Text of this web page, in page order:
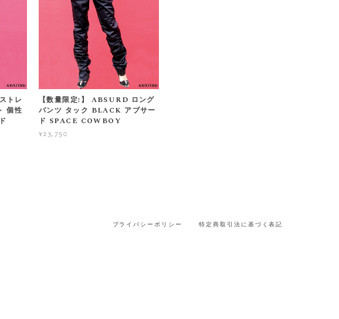
トレ
個性
【数量限定!】 ABSURD ロング
パンツ タック BLACK アブサー
ド SPACE COWBOY
¥23,750
プライバシーポリシー 特定商取引法に基づく表記